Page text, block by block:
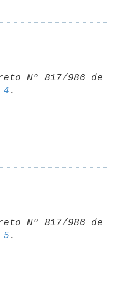
Nº 817/986 de
4
Nº 817/986 de
5